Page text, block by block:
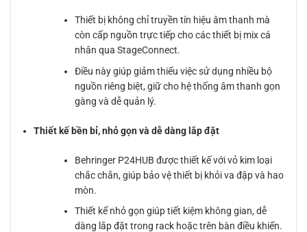
Thiết bị không chỉ truyền tín hiệu âm thanh mà
còn cấp nguồn trực tiếp cho các thiết bị mix cá
nhân qua StageConnect.
Điều này giúp giảm thiểu việc sử dụng nhiều bộ
nguồn riêng biệt, giữ cho hệ thống âm thanh gọn
gàng và dễ quản lý.
Thiết kế bền bỉ, nhỏ gọn và dễ dàng lắp đặt
Behringer P24HUB được thiết kế với vỏ kim loại
chắc chắn, giúp bảo vệ thiết bị khỏi va đập và hao
mòn.
Thiết kế nhỏ gọn giúp tiết kiệm không gian, dễ
dàng lắp đặt trong rack hoặc trên bàn điều khiển.